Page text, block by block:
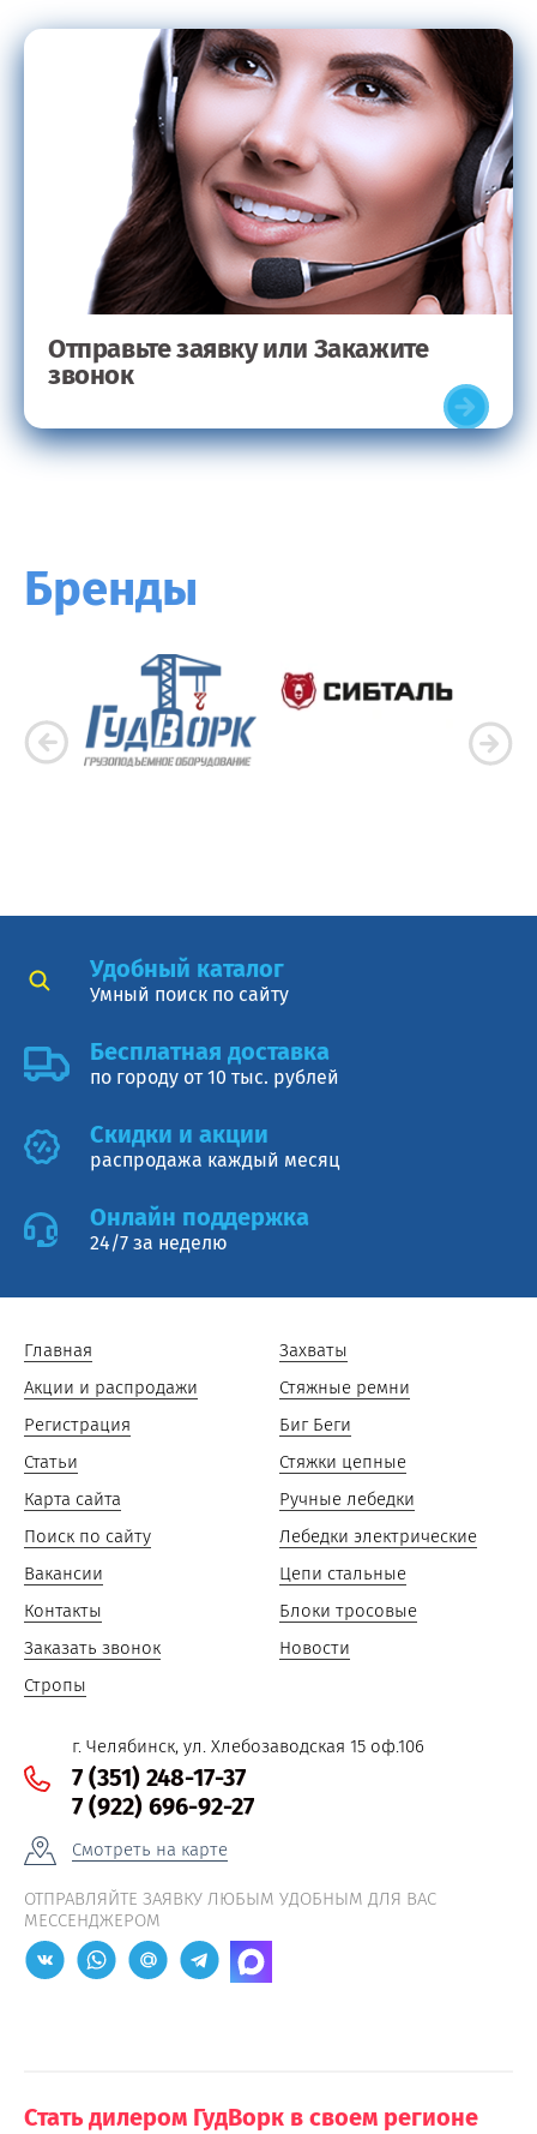
Отправьте заявку или Закажите
звонок
Бренды
Удобный каталог
Умный поиск по сайту
Бесплатная доставка
по городу от 10 тыс. рублей
Cкидки и акции
распродажа каждый месяц
Онлайн поддержка
24/7 за неделю
Главная
Акции и распродажи
Регистрация
Статьи
Карта сайта
Поиск по сайту
Вакансии
Контакты
Заказать звонок
Стропы
Захваты
Стяжные ремни
Биг Беги
Стяжки цепные
Ручные лебедки
Лебедки электрические
Цепи стальные
Блоки тросовые
Новости
г. Челябинск, ул. Хлебозаводская 15 оф.106
7 (351) 248-17-37
7 (922) 696-92-27
Смотреть на карте
ОТПРАВЛЯЙТЕ ЗАЯВКУ ЛЮБЫМ УДОБНЫМ ДЛЯ ВАС
МЕССЕНДЖЕРОМ
Стать дилером ГудВорк в своем регионе